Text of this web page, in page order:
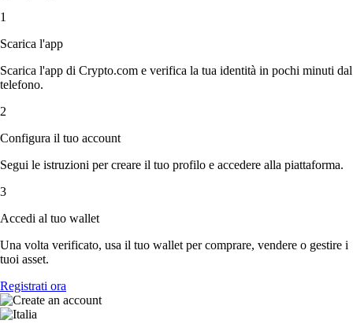
1
Scarica l'app
Scarica l'app di Crypto.com e verifica la tua identità in pochi minuti dal
telefono.
2
Configura il tuo account
Segui le istruzioni per creare il tuo profilo e accedere alla piattaforma.
3
Accedi al tuo wallet
Una volta verificato, usa il tuo wallet per comprare, vendere o gestire i
tuoi asset.
Registrati ora